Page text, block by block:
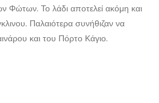
Φώτων. Το λάδι αποτελεί ακόμη και
Παλαιότερα συνήθιζαν να
και του Πόρτο Κάγιο.